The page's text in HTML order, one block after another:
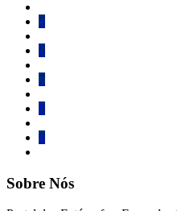
5
6
7
8
9
Sobre Nós